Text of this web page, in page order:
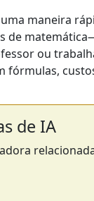
maneira
de
ou
fórmulas,
de IA